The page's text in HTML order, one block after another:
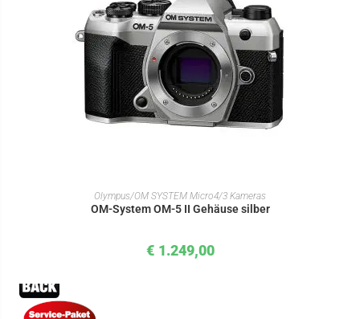
IN DEN WARENKORB
Olympus/OM SYSTEM Micro4/3 Kameras
OM-System OM-5 II Gehäuse silber
€ 1.249,00